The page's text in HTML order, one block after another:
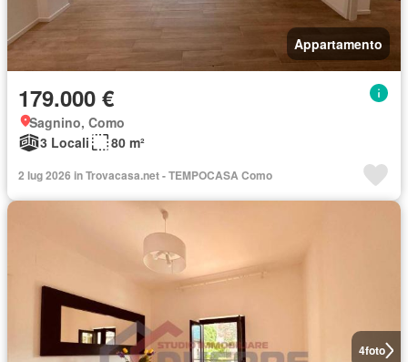
Appartamento
179.000 €
Sagnino, Como
3 Locali
80 m²
2 lug 2026 in Trovacasa.net - TEMPOCASA Como
4foto